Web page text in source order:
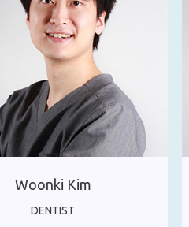
Kim
DENTIST